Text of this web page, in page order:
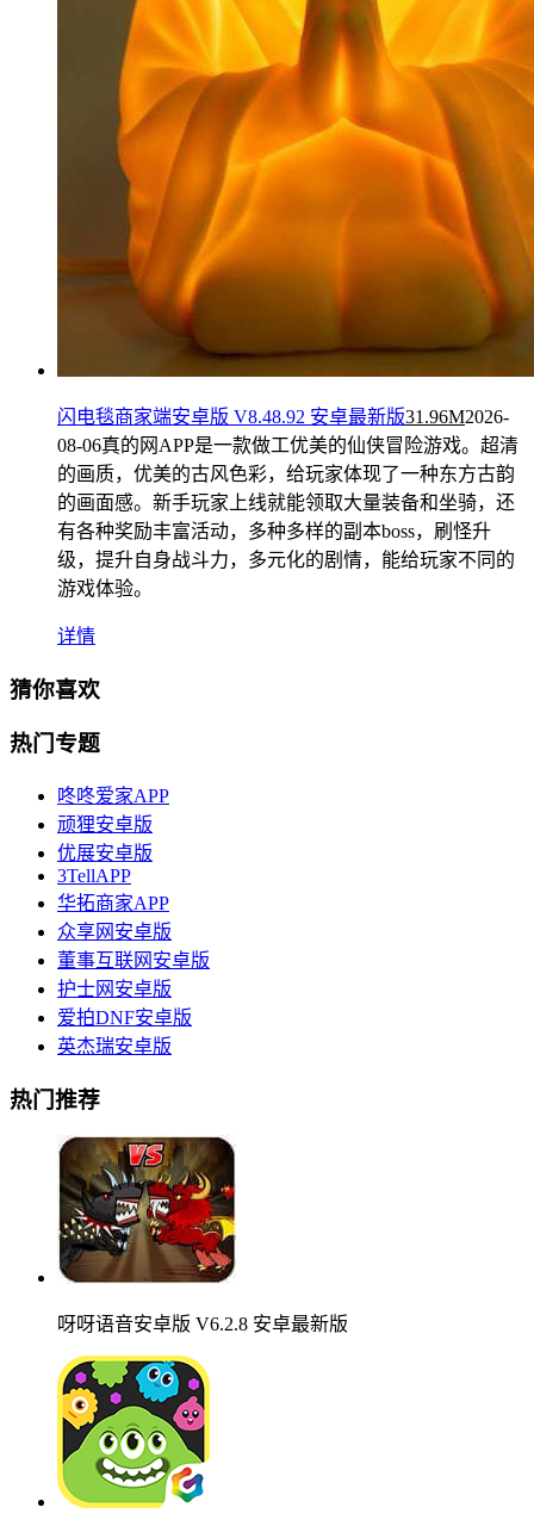
闪电毯商家端安卓版 V8.48.92 安卓最新版31.96M2026-
08-06真的网APP是一款做工优美的仙侠冒险游戏。超清
的画质，优美的古风色彩，给玩家体现了一种东方古韵
的画面感。新手玩家上线就能领取大量装备和坐骑，还
有各种奖励丰富活动，多种多样的副本boss，刷怪升
级，提升自身战斗力，多元化的剧情，能给玩家不同的
游戏体验。
详情
猜你喜欢
热门专题
咚咚爱家APP
顽狸安卓版
优展安卓版
3TellAPP
华拓商家APP
众享网安卓版
董事互联网安卓版
护士网安卓版
爱拍DNF安卓版
英杰瑞安卓版
热门推荐
呀呀语音安卓版 V6.2.8 安卓最新版